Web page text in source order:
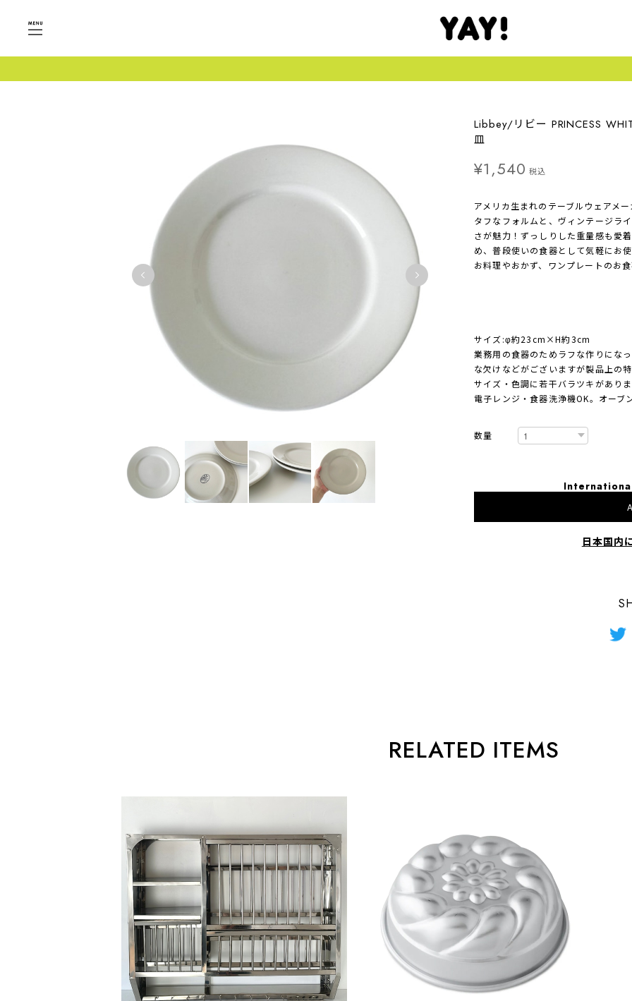
Libbey/リビー PRINCESS
皿
¥1,540 税込
アメリカ生まれのテーブルウェアメ
タフなフォルムと、ヴィンテージラ
さが魅力！ずっしりした重量感も愛
め、普段使いの食器として気軽にお
お料理やおかず、ワンプレートのお
サイズ:φ約23cm×H約3cm
業務用の食器のためラフな作りにな
な欠けなどがございますが製品上の
サイズ・色調に若干バラツキがあり
電子レンジ・食器洗浄機OK。オーブ
数量
日本国内
RELATED ITEMS